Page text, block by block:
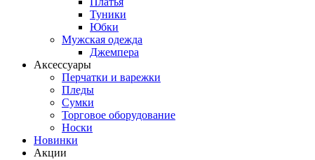
Туники
Юбки
Мужская одежда
Джемпера
Аксессуары
Перчатки и варежки
Пледы
Сумки
Торговое оборудование
Носки
Новинки
Акции